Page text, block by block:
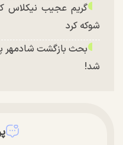
گریم عجیب نیکلاس
شوکه کرد
بحث بازگشت شادمهر
شد!
توافق با آمریکا در